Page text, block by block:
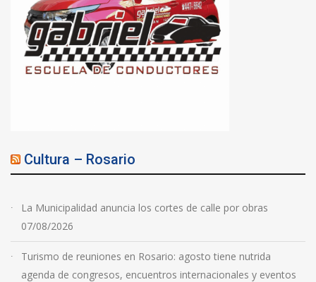
Cultura – Rosario
La Municipalidad anuncia los cortes de calle por obras
07/08/2026
Turismo de reuniones en Rosario: agosto tiene nutrida
agenda de congresos, encuentros internacionales y eventos